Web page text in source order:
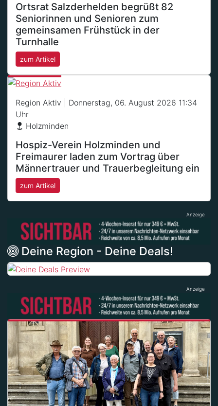
Ortsrat Salzderhelden begrüßt 82
Seniorinnen und Senioren zum
gemeinsamen Frühstück in der
Turnhalle
zum Artikel
Region Aktiv
| Donnerstag, 06. August 2026 11:34
Uhr
Holzminden
Hospiz-Verein Holzminden und
Freimaurer laden zum Vortrag über
Männertrauer und Trauerbegleitung ein
zum Artikel
Anzeige
Deine Region - Deine Deals!
Previous Next
Anzeige